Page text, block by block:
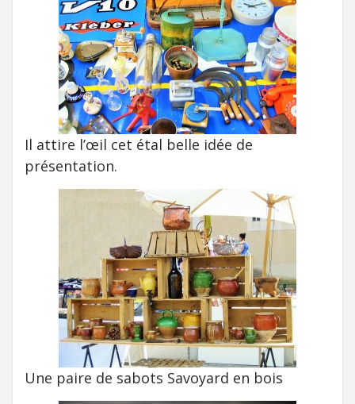
Il attire l’œil cet étal belle idée de
présentation.
Une paire de sabots Savoyard en bois